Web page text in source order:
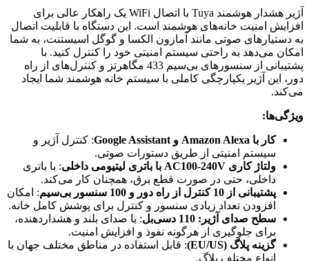
آژیر هشدار هوشمند Tuya با اتصال WiFi یک راهکار عالی برای
افزایش امنیت خانه‌های هوشمند است. این دستگاه با قابلیت اتصال
به دستیارهای صوتی مانند آمازون الکسا و گوگل اسیستنت، به شما
امکان می‌دهد به راحتی سیستم امنیتی خود را کنترل کنید. با
پشتیبانی از سنسورهای بی‌سیم 433 مگاهرتز و کنترل‌های از راه
دور، این آژیر یکپارچگی کاملی با سیستم خانه هوشمند شما ایجاد
می‌کند.
ویژگی‌ها:
کار با Amazon Alexa و Google Assistant
: کنترل آژیر و
سیستم امنیتی از طریق دستورات صوتی.
ولتاژ کاری AC100-240V با باتری لیتیومی داخلی
: با باتری
داخلی، حتی در صورت قطع برق، همچنان کار می‌کند.
پشتیبانی از 10 کنترل از راه دور و 100 سنسور بی‌سیم
: امکان
افزودن تعداد زیادی سنسور و کنترل برای پوشش کامل خانه.
سطح صدای آژیر: 110 دسی‌بل
: با صدای بلند و هشداردهنده،
برای جلوگیری از هرگونه نفوذ و افزایش امنیت.
گزینه پلاگ (EU/US)
: قابل استفاده در مناطق مختلف جهان با
انواع مختلف پلاگ.